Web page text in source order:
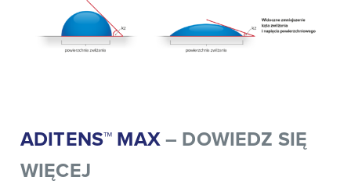
ADITENS™ MAX – DOWIEDZ SIĘ
WIĘCEJ